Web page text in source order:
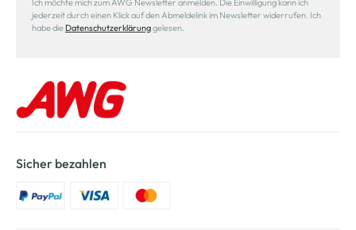
Ich möchte mich zum AWG Newsletter anmelden. Die Einwilligung kann ich
jederzeit durch einen Klick auf den Abmeldelink im Newsletter widerrufen. Ich
habe die Datenschutzerklärunggelesen.
Sicher bezahlen